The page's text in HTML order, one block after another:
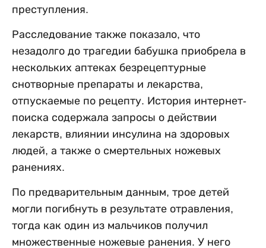
преступления.
Расследование также показало, что
незадолго до трагедии бабушка приобрела в
нескольких аптеках безрецептурные
снотворные препараты и лекарства,
отпускаемые по рецепту. История интернет-
поиска содержала запросы о действии
лекарств, влиянии инсулина на здоровых
людей, а также о смертельных ножевых
ранениях.
По предварительным данным, трое детей
могли погибнуть в результате отравления,
тогда как один из мальчиков получил
множественные ножевые ранения. У него